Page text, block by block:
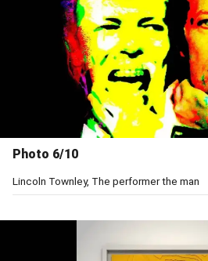
Photo 6/10
Lincoln Townley, The performer the man